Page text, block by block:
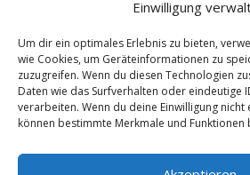
Einwilligung
Um dir ein optimales Erlebnis zu bieten,
wie Cookies, um Geräteinformationen zu
zuzugreifen. Wenn du diesen Technologien
Daten wie das Surfverhalten oder eindeutige
verarbeiten. Wenn du deine Einwilligung
können bestimmte Merkmale und
Erhalte jeden Dienstag
Wissen für deine berufliche
kostenlos abonnieren!
© 2026 MentorMe. Alle Rechte